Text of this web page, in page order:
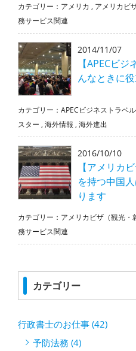
カテゴリー： アメリカ , アメリカビ
務サービス関連
2014/11/07
【APECビ
んなときに
カテゴリー： APECビジネストラベ
スター , 海外情報 , 海外進出
2016/10/10
【アメリカ
を持つ中国
ります
カテゴリー： アメリカビザ（観光・
務サービス関連
カテゴリー
行政書士のお仕事 (42)
予防法務 (4)